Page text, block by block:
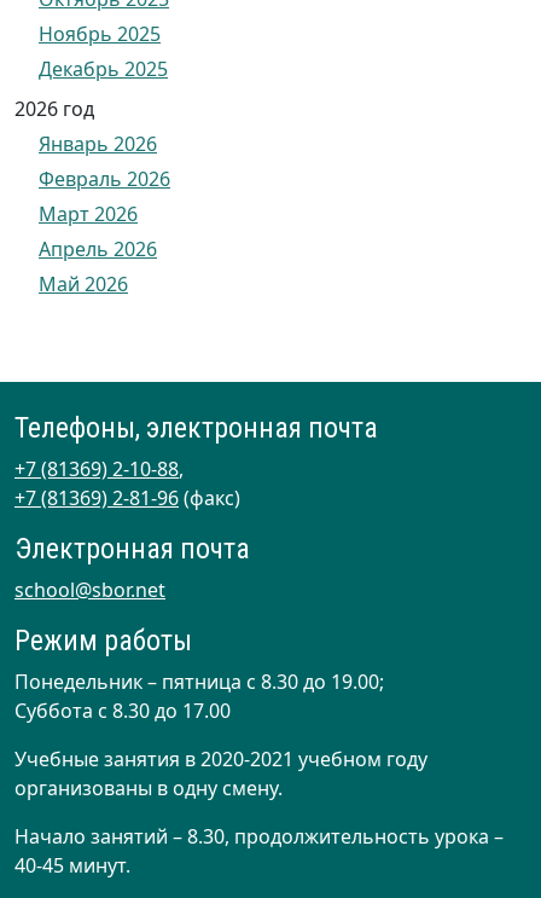
Ноябрь 2025
Декабрь 2025
2026 год
Январь 2026
Февраль 2026
Март 2026
Апрель 2026
Май 2026
Телефоны, электронная почта
+7 (81369) 2-10-88,
+7 (81369) 2-81-96(факс)
Электронная почта
school@sbor.net
Режим работы
Понедельник – пятница с 8.30 до 19.00;
Суббота с 8.30 до 17.00
Учебные занятия в 2020-2021 учебном году
организованы в одну смену.
Начало занятий – 8.30, продолжительность урока –
40-45 минут.